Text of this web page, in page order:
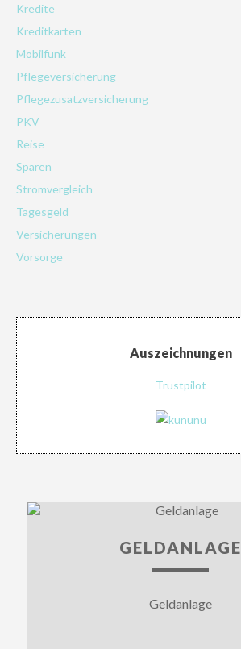
Kredite
Kreditkarten
Mobilfunk
Pflegeversicherung
Pflegezusatzversicherung
PKV
Reise
Sparen
Stromvergleich
Tagesgeld
Versicherungen
Vorsorge
Auszeichnungen
Trustpilot
GELDANLAGE
Geldanlage